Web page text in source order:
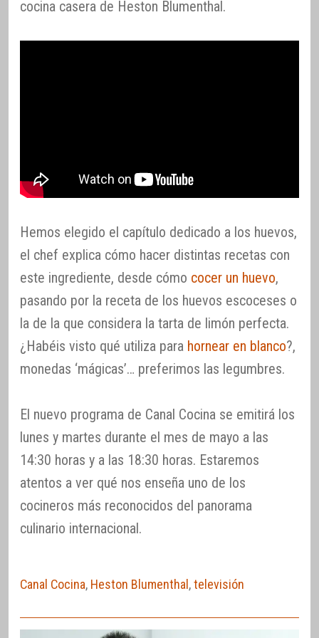
cocina casera de Heston Blumenthal.
Hemos elegido el capítulo dedicado a los huevos,
el chef explica cómo hacer distintas recetas con
este ingrediente, desde cómo cocer un huevo,
pasando por la receta de los huevos escoceses o
la de la que considera la tarta de limón perfecta.
¿Habéis visto qué utiliza para hornear en blanco?,
monedas ‘mágicas’… preferimos las legumbres.
El nuevo programa de Canal Cocina se emitirá los
lunes y martes durante el mes de mayo a las
14:30 horas y a las 18:30 horas. Estaremos
atentos a ver qué nos enseña uno de los
cocineros más reconocidos del panorama
culinario internacional.
Canal Cocina, Heston Blumenthal,televisión